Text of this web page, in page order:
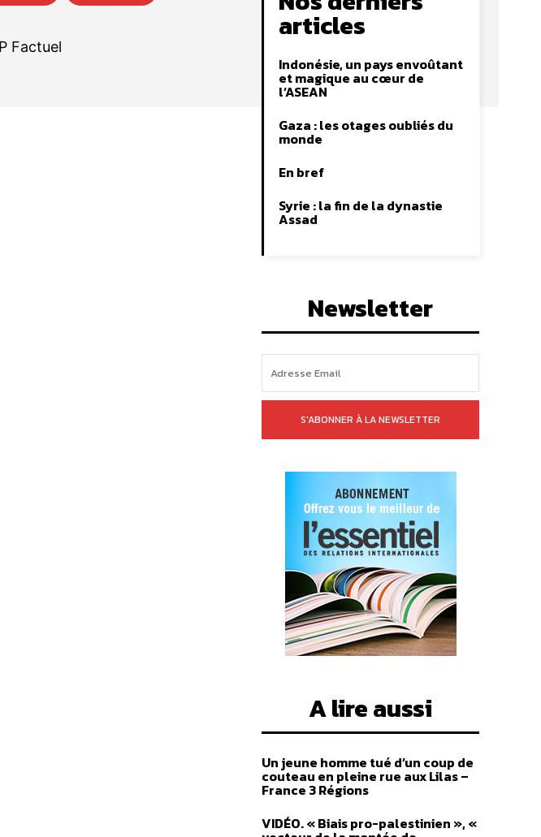
Factuel
articles
Indonésie, un pays envoûtant
et magique au cœur de
l’ASEAN
Gaza : les otages oubliés du
monde
En bref
Syrie : la fin de la dynastie
Assad
Newsletter
S'ABONNER À LA NEWSLETTER
A lire aussi
Un jeune homme tué d’un coup de
couteau en pleine rue aux Lilas –
France 3 Régions
VIDÉO. « Biais pro-palestinien », «